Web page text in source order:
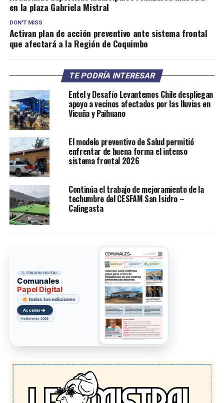
en la plaza Gabriela Mistral
DON'T MISS
Activan plan de acción preventivo ante sistema frontal
que afectará a la Región de Coquimbo
TE PODRÍA INTERESAR
Entel y Desafío Levantemos Chile despliegan
apoyo a vecinos afectados por las lluvias en
Vicuña y Paihuano
El modelo preventivo de Salud permitió
enfrentar de buena forma el intenso
sistema frontal 2026
Continúa el trabajo de mejoramiento de la
techumbre del CESFAM San Isidro –
Calingasta
EDICIÓN DIGITAL
Comunales
Papel Digital
todas las ediciones
Acceder→
ediciones 2026